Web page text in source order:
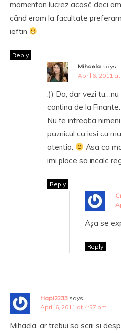
momentan lucrez acasă deci
când eram la facultate
ieftin
Reply
Mihaela says:
April 6, 2011
:)) Da, dar vezi
cantina de la Finante.
Nu te intreaba
paznicul ca iesi cu
atentia.
Asa ca
imi place sa incalc
Reply
Așa se
Reply
Hapi2233 says:
April 6, 2011 at 4:57 pm
Mihaela, ar trebui sa scrii si